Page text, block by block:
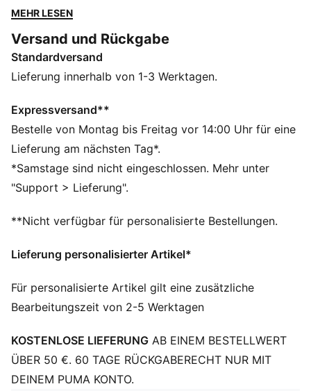
dein neuer Favorit für mühelosen Style und
Tag!
FEATURES + VORTEILE
Hergestellt aus mindestens 20 % recycelter Baumwolle
Relaxed Fit
Single Jersey
Reguläre Länge
Rundhalsausschnitt
Kurze Ärmel
PUMA Branding-Details
Teenager zwischen 8 und 16 Jahren
MEHR LESEN
Versand und Rückgabe
Standardversand
Lieferung innerhalb von 1-3 Werktagen.
Expressversand**
Bestelle von Montag bis Freitag vor 14:00 Uhr für eine
Lieferung am nächsten Tag*.
*Samstage sind nicht eingeschlossen. Mehr unter
"Support > Lieferung".
**Nicht verfügbar für personalisierte Bestellungen.
Lieferung personalisierter Artikel*
Für personalisierte Artikel gilt eine zusätzliche
Bearbeitungszeit von 2-5 Werktagen
KOSTENLOSE LIEFERUNG AB EINEM BESTELLWERT
ÜBER 50 €. 60 TAGE RÜCKGABERECHT NUR MIT
DEINEM PUMA KONTO.